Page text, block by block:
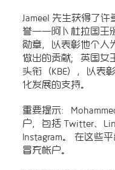
Jameel 先生获得了
誉——阿卜杜拉国王
勋章，以表彰他个人
做出的贡献；英国女
头衔（KBE），以表
化发展的支持。
重要提示：
户，包括 Twitter、
Instagram。 在这些
冒充帐户。